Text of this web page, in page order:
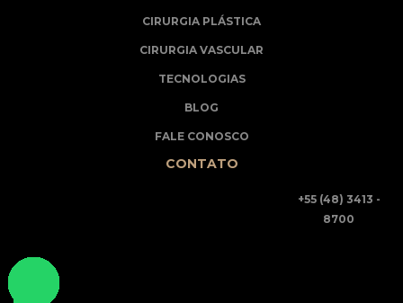
CIRURGIA PLÁSTICA
CIRURGIA VASCULAR
TECNOLOGIAS
BLOG
FALE CONOSCO
CONTATO
+55 (48) 3413 -
8700